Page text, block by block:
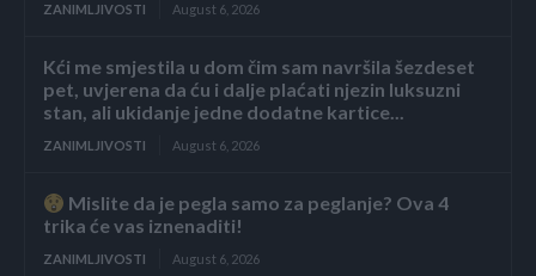
ZANIMLJIVOSTI August 6, 2026
Kći me smjestila u dom čim sam navršila šezdeset
pet, uvjerena da ću i dalje plaćati njezin luksuzni
stan, ali ukidanje jedne dodatne kartice...
ZANIMLJIVOSTI August 6, 2026
Mislite da je pegla samo za peglanje? Ova 4
trika će vas iznenaditi!
ZANIMLJIVOSTI August 6, 2026